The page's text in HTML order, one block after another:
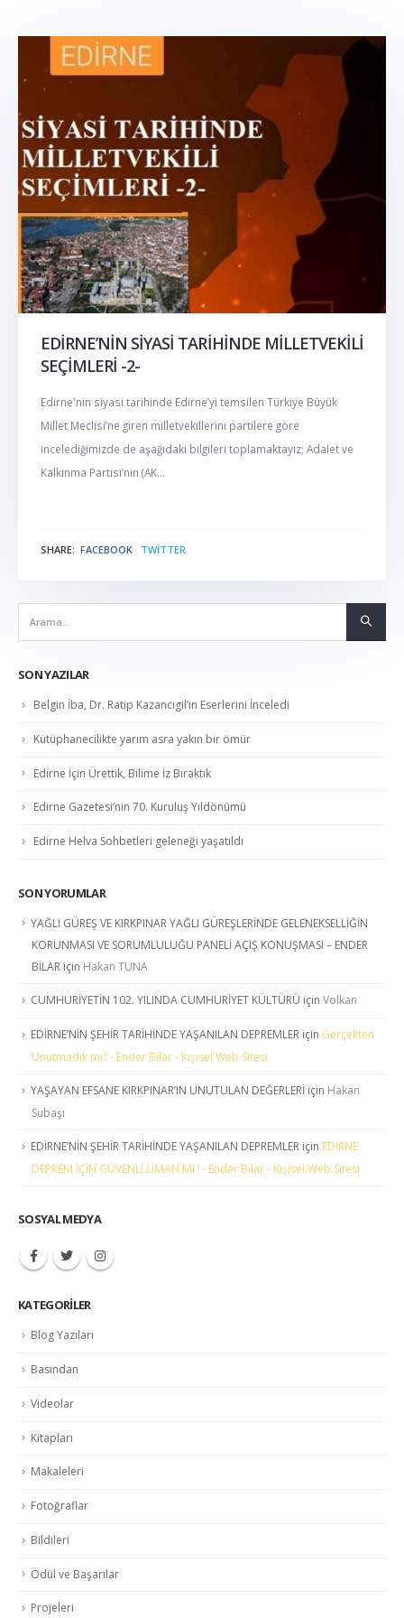
EDİRNE’NİN SİYASİ TARİHİNDE MİLLETVEKİLİ
SEÇİMLERİ -2-
Edirne'nin siyasi tarihinde Edirne’yi temsilen Türkiye Büyük
Millet Meclisi’ne giren milletvekillerini partilere göre
incelediğimizde de aşağıdaki bilgileri toplamaktayız; Adalet ve
Kalkınma Partisi’nin (AK...
SHARE: FACEBOOK TWITTER
SON YAZILAR
Belgin İba, Dr. Ratip Kazancıgil’in Eserlerini İnceledi
Kütüphanecilikte yarım asra yakın bir ömür
Edirne İçin Ürettik, Bilime İz Bıraktık
Edirne Gazetesi’nin 70. Kuruluş Yıldönümü
Edirne Helva Sohbetleri geleneği yaşatıldı
SON YORUMLAR
YAĞLI GÜREŞ VE KIRKPINAR YAĞLI GÜREŞLERİNDE GELENEKSELLİĞİN
KORUNMASI VE SORUMLULUĞU PANELİ AÇIŞ KONUŞMASI – ENDER
BİLAR için Hakan TUNA
CUMHURİYETİN 102. YILINDA CUMHURİYET KÜLTÜRÜ için Volkan
EDİRNE’NİN ŞEHİR TARİHİNDE YAŞANILAN DEPREMLER için Gerçekten
Unutmadık mı? - Ender Bilar - Kişisel Web Sitesi
YAŞAYAN EFSANE KIRKPINAR’IN UNUTULAN DEĞERLERİ için Hakan
Subaşı
EDİRNE’NİN ŞEHİR TARİHİNDE YAŞANILAN DEPREMLER için EDİRNE
DEPREM İÇİN GÜVENLİ LİMAN MI? - Ender Bilar - Kişisel Web Sitesi
SOSYAL MEDYA
KATEGORILER
Blog Yazıları
Basından
Videolar
Kitapları
Makaleleri
Fotoğraflar
Bildileri
Ödül ve Başarılar
Projeleri